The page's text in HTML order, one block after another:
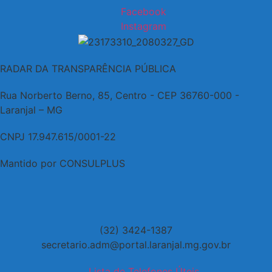
Facebook
Instagram
RADAR DA TRANSPARÊNCIA PÚBLICA
Rua Norberto Berno, 85, Centro - CEP 36760-000 -
Laranjal – MG
CNPJ 17.947.615/0001-22
Mantido por CONSULPLUS
(32) 3424-1387
secretario.adm@portal.laranjal.mg.gov.br